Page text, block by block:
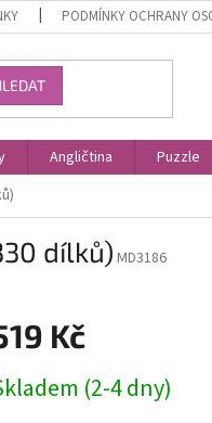
PODMÍNKY OCHRANY
Angličtina Puzzle
dílků) MD3186
Kč
(2-4 dny)